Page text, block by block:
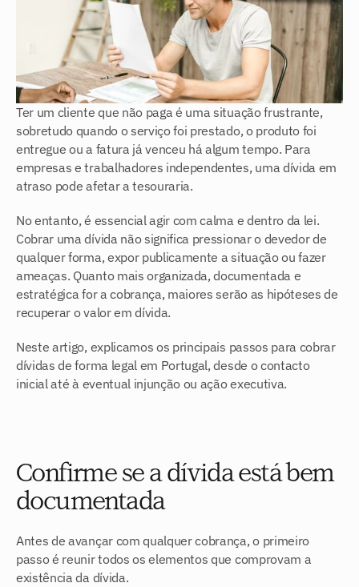
Ter um cliente que não paga é uma situação frustrante,
sobretudo quando o serviço foi prestado, o produto foi
entregue ou a fatura já venceu há algum tempo. Para
empresas e trabalhadores independentes, uma dívida em
atraso pode afetar a tesouraria.
No entanto, é essencial agir com calma e dentro da lei.
Cobrar uma dívida não significa pressionar o devedor de
qualquer forma, expor publicamente a situação ou fazer
ameaças. Quanto mais organizada, documentada e
estratégica for a cobrança, maiores serão as hipóteses de
recuperar o valor em dívida.
Neste artigo, explicamos os principais passos para cobrar
dívidas de forma legal em Portugal, desde o contacto
inicial até à eventual injunção ou ação executiva.
Confirme se a dívida está bem
documentada
Antes de avançar com qualquer cobrança, o primeiro
passo é reunir todos os elementos que comprovam a
existência da dívida.